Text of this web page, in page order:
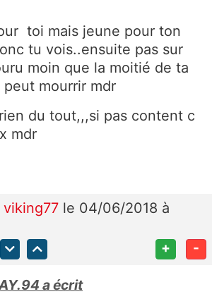
toi mais jeune pour ton
tu vois..ensuite pas sur
moin que la moitié de ta
mourrir mdr
du tout,,,si pas content c
mdr
viking77 le 04/06/2018 à
+ -
a écrit